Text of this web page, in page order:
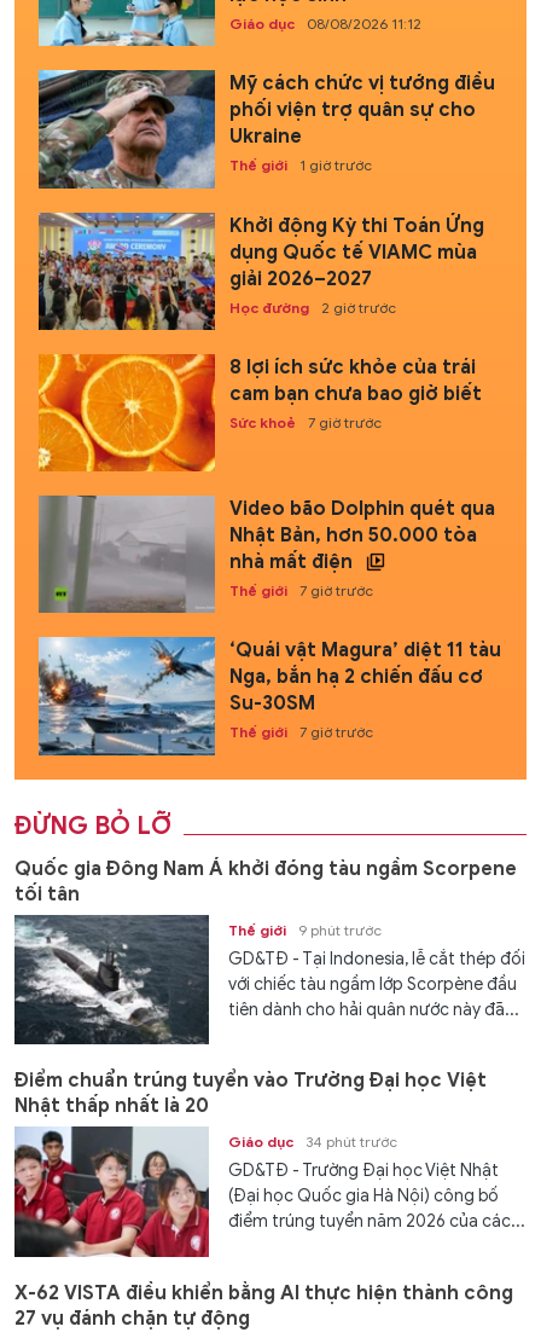
Giáo dục 08/08/2026 11:12
Mỹ cách chức vị tướng điều
phối viện trợ quân sự cho
Ukraine
Thế giới 1 giờ trước
Khởi động Kỳ thi Toán Ứng
dụng Quốc tế VIAMC mùa
giải 2026–2027
Học đường 2 giờ trước
8 lợi ích sức khỏe của trái
cam bạn chưa bao giờ biết
Sức khoẻ 7 giờ trước
Video bão Dolphin quét qua
Nhật Bản, hơn 50.000 tòa
nhà mất điện
Thế giới 7 giờ trước
‘Quái vật Magura’ diệt 11 tàu
Nga, bắn hạ 2 chiến đấu cơ
Su-30SM
Thế giới 7 giờ trước
ĐỪNG BỎ LỠ
Quốc gia Đông Nam Á khởi đóng tàu ngầm Scorpene
tối tân
Thế giới 9 phút trước
GD&TĐ - Tại Indonesia, lễ cắt thép đối
với chiếc tàu ngầm lớp Scorpène đầu
tiên dành cho hải quân nước này đã...
Điểm chuẩn trúng tuyển vào Trường Đại học Việt
Nhật thấp nhất là 20
Giáo dục 34 phút trước
GD&TĐ - Trường Đại học Việt Nhật
(Đại học Quốc gia Hà Nội) công bố
điểm trúng tuyển năm 2026 của các...
X-62 VISTA điều khiển bằng AI thực hiện thành công
27 vụ đánh chặn tự động